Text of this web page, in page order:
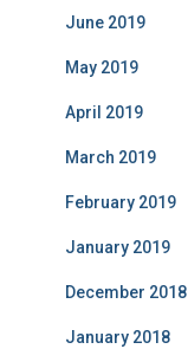
June 2019
May 2019
April 2019
March 2019
February 2019
January 2019
December 2018
January 2018